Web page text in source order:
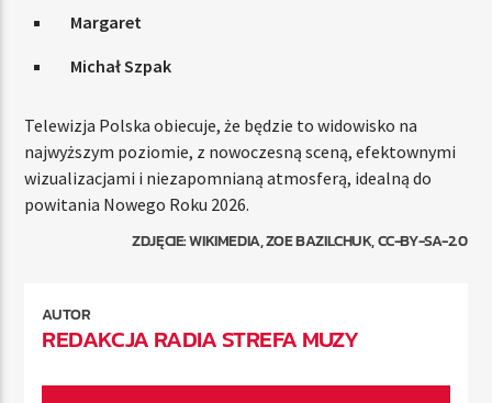
Margaret
Michał Szpak
Telewizja Polska obiecuje, że będzie to widowisko na
najwyższym poziomie, z nowoczesną sceną, efektownymi
wizualizacjami i niezapomnianą atmosferą, idealną do
powitania Nowego Roku 2026.
ZDJĘCIE: WIKIMEDIA, ZOE BAZILCHUK, CC-BY-SA-2.0
AUTOR
REDAKCJA RADIA STREFA MUZY